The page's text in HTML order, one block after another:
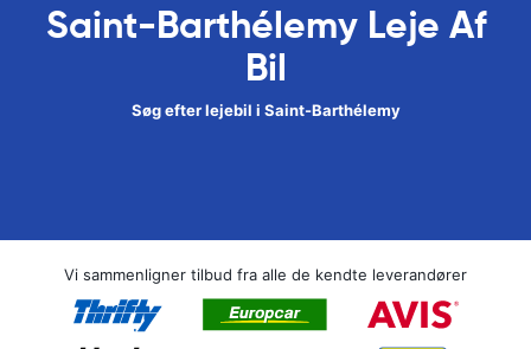
Saint-Barthélemy Leje Af
Bil
Søg efter lejebil i Saint-Barthélemy
Vi sammenligner tilbud fra alle de kendte leverandører